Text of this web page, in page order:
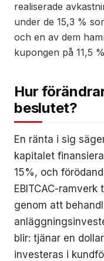
realiserade
under de 15,3 %
och en av dem
kupongen på 11,5
Hur
beslutet?
En ränta i sig
kapitalet
15%, och
EBITCAC-
genom att
blir: tjänar en
investeras i